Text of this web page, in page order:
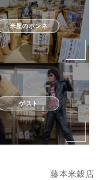
米屋のホンネ
ゲスト
藤本米穀店